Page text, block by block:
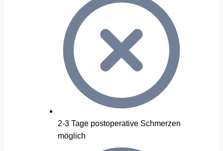
2-3 Tage postoperative Schmerzen
möglich